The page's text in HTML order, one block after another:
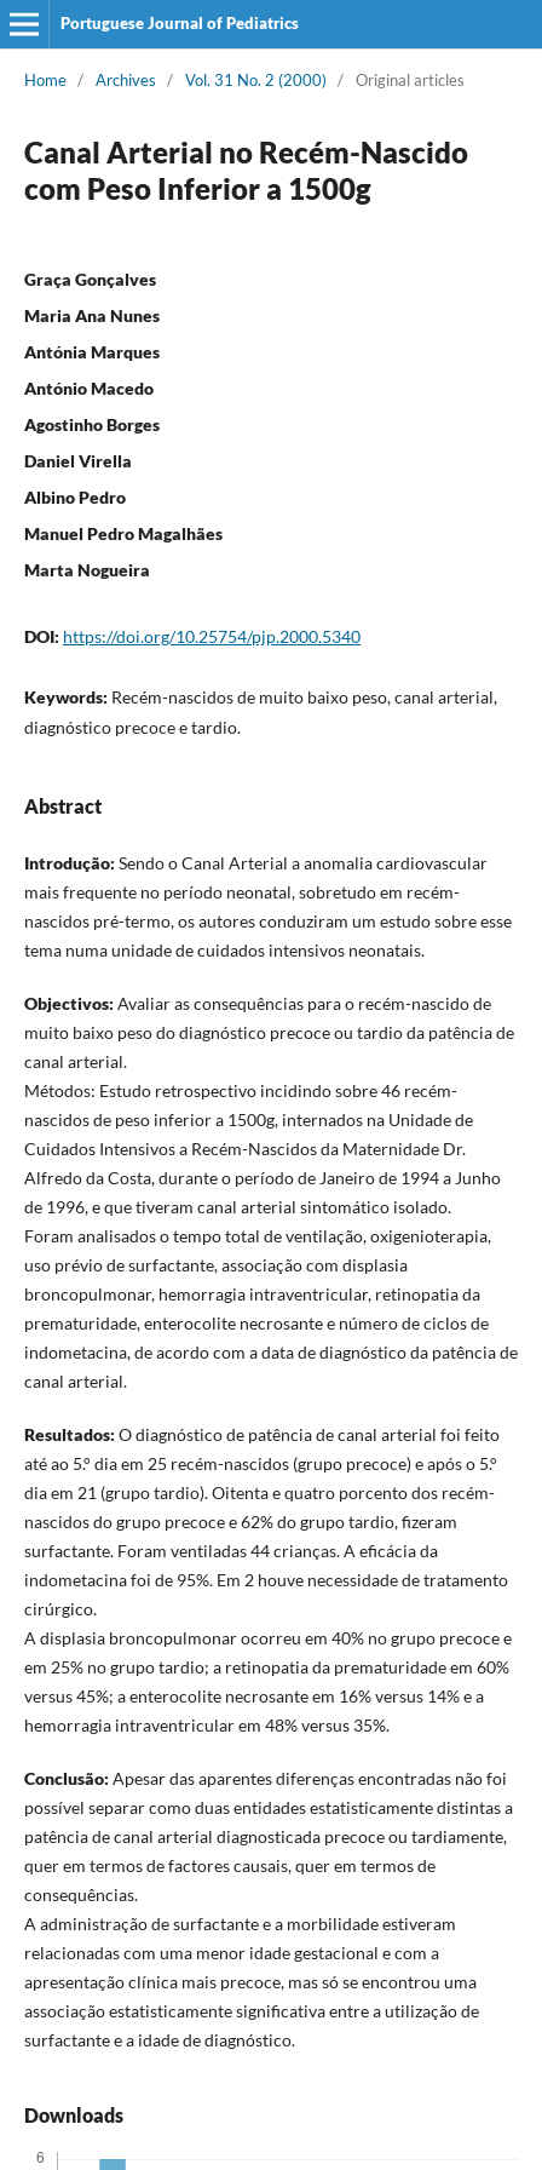
Portuguese Journal of Pediatrics
Home / Archives / Vol. 31 No. 2 (2000) / Original articles
Canal Arterial no Recém-Nascido
com Peso Inferior a 1500g
Graça Gonçalves
Maria Ana Nunes
Antónia Marques
António Macedo
Agostinho Borges
Daniel Virella
Albino Pedro
Manuel Pedro Magalhães
Marta Nogueira
DOI: https://doi.org/10.25754/pjp.2000.5340
Keywords: Recém-nascidos de muito baixo peso, canal arterial,
diagnóstico precoce e tardio.
Abstract
Introdução: Sendo o Canal Arterial a anomalia cardiovascular
mais frequente no período neonatal, sobretudo em recém-
nascidos pré-termo, os autores conduziram um estudo sobre esse
tema numa unidade de cuidados intensivos neonatais.
Objectivos: Avaliar as consequências para o recém-nascido de
muito baixo peso do diagnóstico precoce ou tardio da patência de
canal arterial.
Métodos: Estudo retrospectivo incidindo sobre 46 recém-
nascidos de peso inferior a 1500g, internados na Unidade de
Cuidados Intensivos a Recém-Nascidos da Maternidade Dr.
Alfredo da Costa, durante o período de Janeiro de 1994 a Junho
de 1996, e que tiveram canal arterial sintomático isolado.
Foram analisados o tempo total de ventilação, oxigenioterapia,
uso prévio de surfactante, associação com displasia
broncopulmonar, hemorragia intraventricular, retinopatia da
prematuridade, enterocolite necrosante e número de ciclos de
indometacina, de acordo com a data de diagnóstico da patência de
canal arterial.
Resultados: O diagnóstico de patência de canal arterial foi feito
até ao 5.° dia em 25 recém-nascidos (grupo precoce) e após o 5.°
dia em 21 (grupo tardio). Oitenta e quatro porcento dos recém-
nascidos do grupo precoce e 62% do grupo tardio, fizeram
surfactante. Foram ventiladas 44 crianças. A eficácia da
indometacina foi de 95%. Em 2 houve necessidade de tratamento
cirúrgico.
A displasia broncopulmonar ocorreu em 40% no grupo precoce e
em 25% no grupo tardio; a retinopatia da prematuridade em 60%
versus 45%; a enterocolite necrosante em 16% versus 14% e a
hemorragia intraventricular em 48% versus 35%.
Conclusão: Apesar das aparentes diferenças encontradas não foi
possível separar como duas entidades estatisticamente distintas a
patência de canal arterial diagnosticada precoce ou tardiamente,
quer em termos de factores causais, quer em termos de
consequências.
A administração de surfactante e a morbilidade estiveram
relacionadas com uma menor idade gestacional e com a
apresentação clínica mais precoce, mas só se encontrou uma
associação estatisticamente significativa entre a utilização de
surfactante e a idade de diagnóstico.
Downloads